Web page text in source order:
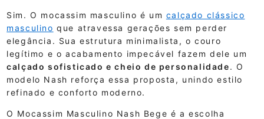
Sim. O mocassim masculino é um calçado clássico
masculino que atravessa gerações sem perder
elegância. Sua estrutura minimalista, o couro
legítimo e o acabamento impecável fazem dele um
calçado sofisticado e cheio de personalidade. O
modelo Nash reforça essa proposta, unindo estilo
refinado e conforto moderno.
O Mocassim Masculino Nash Bege é a escolha